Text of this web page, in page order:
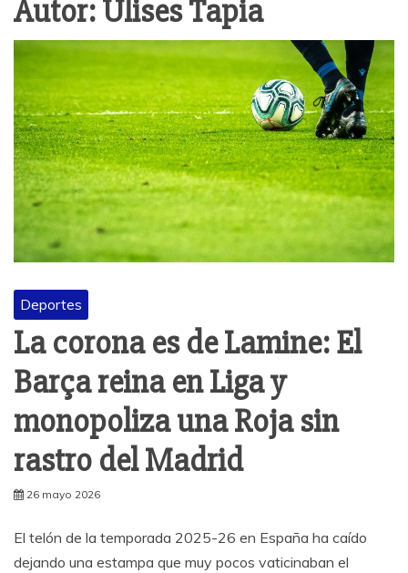
Autor:Ulises Tapia
Deportes
La corona es de Lamine: El
Barça reina en Liga y
monopoliza una Roja sin
rastro del Madrid
26 mayo 2026
El telón de la temporada 2025-26 en España ha caído
dejando una estampa que muy pocos vaticinaban el